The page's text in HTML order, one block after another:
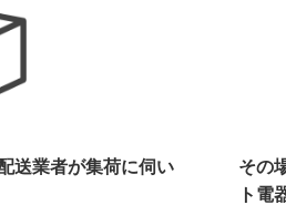
送業者が集荷に伺い
その
ト電